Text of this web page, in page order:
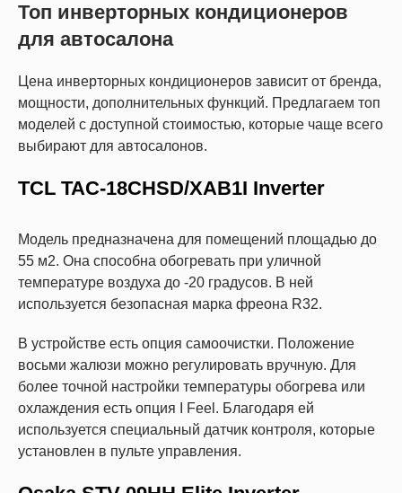
Топ инверторных кондиционеров
для автосалона
Цена инверторных кондиционеров зависит от бренда,
мощности, дополнительных функций. Предлагаем топ
моделей с доступной стоимостью, которые чаще всего
выбирают для автосалонов.
TCL TAC-18CHSD/XAB1I Inverter
Модель предназначена для помещений площадью до
55 м2. Она способна обогревать при уличной
температуре воздуха до -20 градусов. В ней
используется безопасная марка фреона R32.
В устройстве есть опция самоочистки. Положение
восьми жалюзи можно регулировать вручную. Для
более точной настройки температуры обогрева или
охлаждения есть опция I Feel. Благодаря ей
используется специальный датчик контроля, которые
установлен в пульте управления.